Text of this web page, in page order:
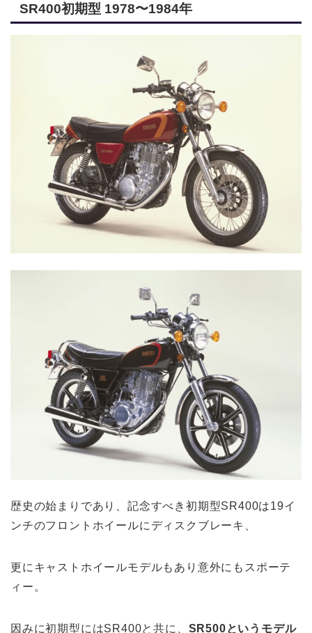
SR400初期型 1978〜1984年
歴史の始まりであり、記念すべき初期型SR400は19イ
ンチのフロントホイールにディスクブレーキ、
更にキャストホイールモデルもあり意外にもスポーテ
ィー。
因みに初期型にはSR400と共に、 SR500というモデル